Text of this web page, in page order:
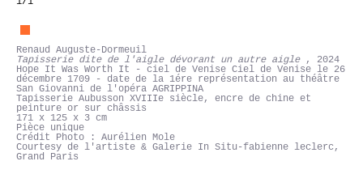
Renaud Auguste-Dormeuil
Tapisserie dite de l'aigle dévorant un autre aigle , 2024
Hope It Was Worth It - ciel de Venise Ciel de Venise le 26
décembre 1709 - date de la 1ére représentation au théâtre
San Giovanni de l'opéra AGRIPPINA
Tapisserie Aubusson XVIIIe siècle, encre de chine et
peinture or sur châssis
171 x 125 x 3 cm
Pièce unique
Crédit Photo : Aurélien Mole
Courtesy de l'artiste & Galerie In Situ-fabienne leclerc,
Grand Paris